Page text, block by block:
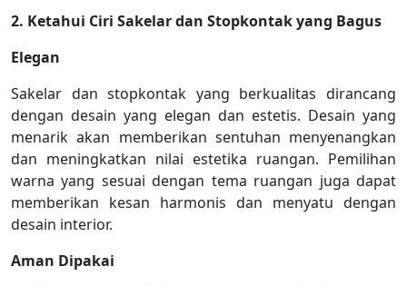
2. Ketahui Ciri Sakelar dan Stopkontak yang Bagus
Elegan
Sakelar dan stopkontak yang berkualitas dirancang
dengan desain yang elegan dan estetis. Desain yang
menarik akan memberikan sentuhan menyenangkan
dan meningkatkan nilai estetika ruangan. Pemilihan
warna yang sesuai dengan tema ruangan juga dapat
memberikan kesan harmonis dan menyatu dengan
desain interior.
Aman Dipakai